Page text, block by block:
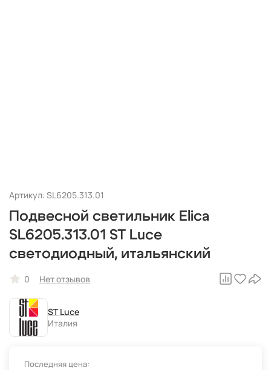
Артикул: SL6205.313.01
Подвесной светильник Elica
SL6205.313.01 ST Luce
светодиодный, итальянский
0 Нет отзывов
ST Luce
Италия
Последняя цена: